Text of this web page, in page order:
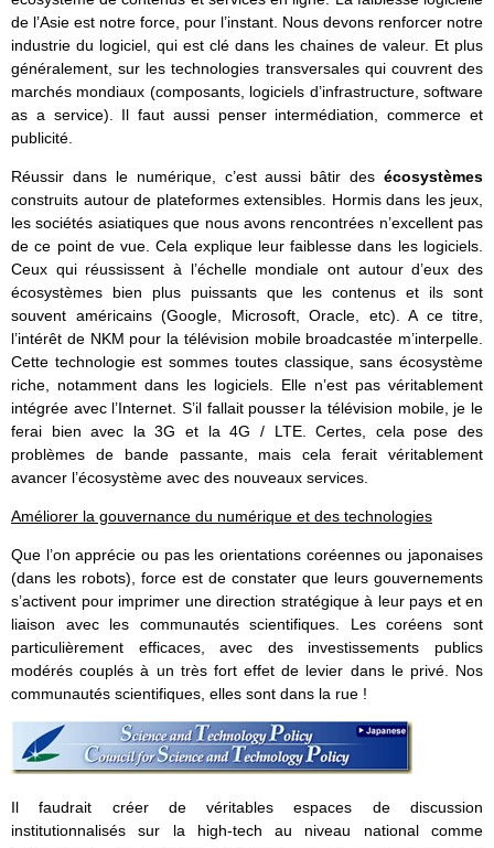
de l’Asie est notre force, pour l’instant. Nous devons renforcer notre
industrie du logiciel, qui est clé dans les chaines de valeur. Et plus
généralement, sur les technologies transversales qui couvrent des
marchés mondiaux (composants, logiciels d’infrastructure, software
as a service). Il faut aussi penser intermédiation, commerce et
publicité.
Réussir dans le numérique, c’est aussi bâtir des écosystèmes
construits autour de plateformes extensibles. Hormis dans les jeux,
les sociétés asiatiques que nous avons rencontrées n’excellent pas
de ce point de vue. Cela explique leur faiblesse dans les logiciels.
Ceux qui réussissent à l’échelle mondiale ont autour d’eux des
écosystèmes bien plus puissants que les contenus et ils sont
souvent américains (Google, Microsoft, Oracle, etc). A ce titre,
l’intérêt de NKM pour la télévision mobile broadcastée m’interpelle.
Cette technologie est sommes toutes classique, sans écosystème
riche, notamment dans les logiciels. Elle n’est pas véritablement
intégrée avec l’Internet. S’il fallait pousser la télévision mobile, je le
ferai bien avec la 3G et la 4G / LTE. Certes, cela pose des
problèmes de bande passante, mais cela ferait véritablement
avancer l’écosystème avec des nouveaux services.
Améliorer la gouvernance du numérique et des technologies
Que l’on apprécie ou pas les orientations coréennes ou japonaises
(dans les robots), force est de constater que leurs gouvernements
s’activent pour imprimer une direction stratégique à leur pays et en
liaison avec les communautés scientifiques. Les coréens sont
particulièrement efficaces, avec des investissements publics
modérés couplés à un très fort effet de levier dans le privé. Nos
communautés scientifiques, elles sont dans la rue !
Il faudrait créer de véritables espaces de discussion
institutionnalisés sur la high-tech au niveau national comme